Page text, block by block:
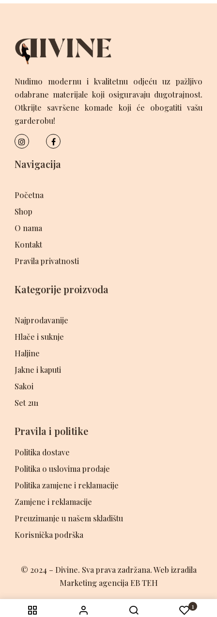
1
Nudimo modernu i kvalitetnu odjeću uz pažljivo
odabrane materijale koji osiguravaju dugotrajnost.
Otkrijte savršene komade koji će obogatiti vašu
garderobu!
Navigacija
Početna
Shop
O nama
Kontakt
Pravila privatnosti
Kategorije proizvoda
Najprodavanije
Hlače i suknje
Haljine
Jakne i kaputi
Sakoi
Set 2u1
Pravila i politike
Politika dostave
Politika o uslovima prodaje
Politika zamjene i reklamacije
Zamjene i reklamacije
Preuzimanje u našem skladištu
Korisnička podrška
© 2024 – Divine. Sva prava zadržana. Web izradila
Marketing agencija EB TEH